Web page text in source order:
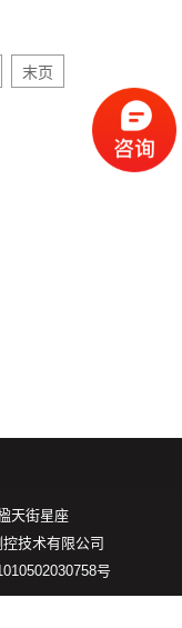
末页
天街星座
技术有限公司
号